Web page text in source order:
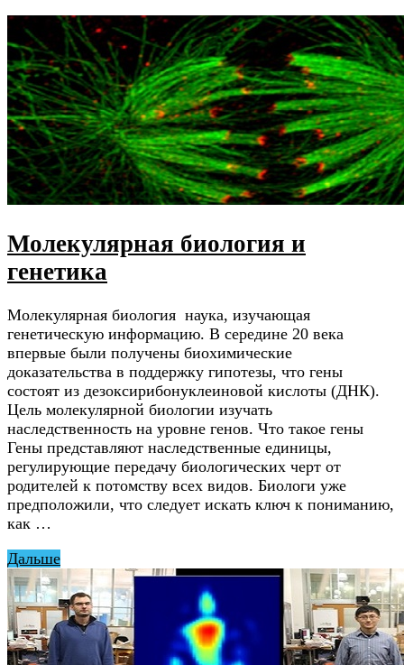
Молекулярная биология и
генетика
Молекулярная биология наука, изучающая
генетическую информацию. В середине 20 века
впервые были получены биохимические
доказательства в поддержку гипотезы, что гены
состоят из дезоксирибонуклеиновой кислоты (ДНК).
Цель молекулярной биологии изучать
наследственность на уровне генов. Что такое гены
Гены представляют наследственные единицы,
регулирующие передачу биологических черт от
родителей к потомству всех видов. Биологи уже
предположили, что следует искать ключ к пониманию,
как …
Дальше